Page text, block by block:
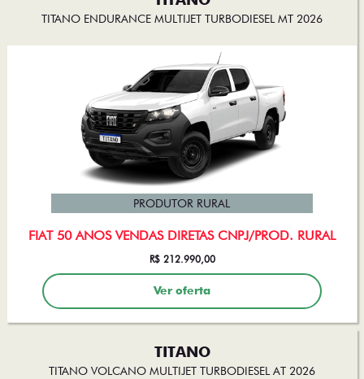
TITANO ENDURANCE MULTIJET TURBODIESEL MT 2026
FIAT 50 ANOS VENDAS DIRETAS CNPJ/PROD. RURAL
PRODUTOR RURAL
R$ 212.990,00
Ver oferta
TITANO
TITANO VOLCANO MULTIJET TURBODIESEL AT 2026